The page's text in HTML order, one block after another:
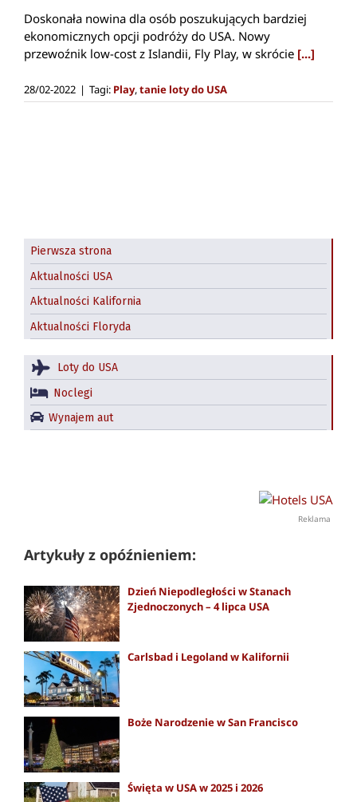
Doskonała nowina dla osób poszukujących bardziej
ekonomicznych opcji podróży do USA. Nowy
przewoźnik low-cost z Islandii, Fly Play, w skrócie [...]
28/02-2022 | Tagi: Play,tanie loty do USA
Pierwsza strona
Aktualności USA
Aktualności Kalifornia
Aktualności Floryda
Loty do USA
Noclegi
Wynajem aut
Reklama
Artykuły z opóźnieniem:
Dzień Niepodległości w Stanach
Zjednoczonych – 4 lipca USA
Carlsbad i Legoland w Kalifornii
Boże Narodzenie w San Francisco
Święta w USA w 2025 i 2026